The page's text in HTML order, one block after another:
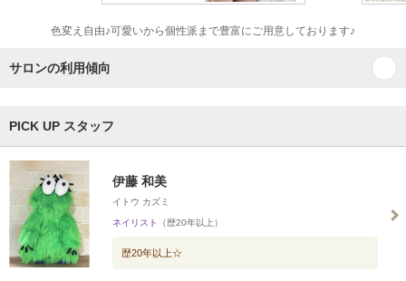
色変え自由♪可愛いから個性派まで豊富にご用意しております♪
サロンの利用傾向
PICK UP スタッフ
伊藤 和美
イトウ カズミ
ネイリスト （歴20年以上）
歴20年以上☆